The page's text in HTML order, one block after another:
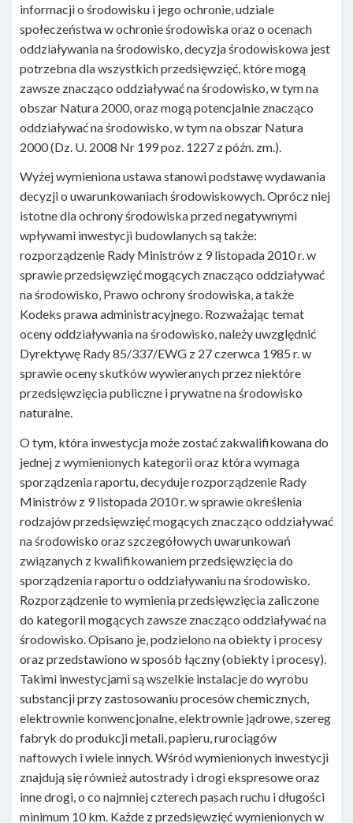
informacji o środowisku i jego ochronie, udziale
społeczeństwa w ochronie środowiska oraz o ocenach
oddziaływania na środowisko, decyzja środowiskowa jest
potrzebna dla wszystkich przedsięwzięć, które mogą
zawsze znacząco oddziaływać na środowisko, w tym na
obszar Natura 2000, oraz mogą potencjalnie znacząco
oddziaływać na środowisko, w tym na obszar Natura
2000 (Dz. U. 2008 Nr 199 poz. 1227 z późn. zm.).
Wyżej wymieniona ustawa stanowi podstawę wydawania
decyzji o uwarunkowaniach środowiskowych. Oprócz niej
istotne dla ochrony środowiska przed negatywnymi
wpływami inwestycji budowlanych są także:
rozporządzenie Rady Ministrów z 9 listopada 2010 r. w
sprawie przedsięwzięć mogących znacząco oddziaływać
na środowisko, Prawo ochrony środowiska, a także
Kodeks prawa administracyjnego. Rozważając temat
oceny oddziaływania na środowisko, należy uwzględnić
Dyrektywę Rady 85/337/EWG z 27 czerwca 1985 r. w
sprawie oceny skutków wywieranych przez niektóre
przedsięwzięcia publiczne i prywatne na środowisko
naturalne.
O tym, która inwestycja może zostać zakwalifikowana do
jednej z wymienionych kategorii oraz która wymaga
sporządzenia raportu, decyduje rozporządzenie Rady
Ministrów z 9 listopada 2010 r. w sprawie określenia
rodzajów przedsięwzięć mogących znacząco oddziaływać
na środowisko oraz szczegółowych uwarunkowań
związanych z kwalifikowaniem przedsięwzięcia do
sporządzenia raportu o oddziaływaniu na środowisko.
Rozporządzenie to wymienia przedsięwzięcia zaliczone
do kategorii mogących zawsze znacząco oddziaływać na
środowisko. Opisano je, podzielono na obiekty i procesy
oraz przedstawiono w sposób łączny (obiekty i procesy).
Takimi inwestycjami są wszelkie instalacje do wyrobu
substancji przy zastosowaniu procesów chemicznych,
elektrownie konwencjonalne, elektrownie jądrowe, szereg
fabryk do produkcji metali, papieru, rurociągów
naftowych i wiele innych. Wśród wymienionych inwestycji
znajdują się również autostrady i drogi ekspresowe oraz
inne drogi, o co najmniej czterech pasach ruchu i długości
minimum 10 km. Każde z przedsięwzięć wymienionych w